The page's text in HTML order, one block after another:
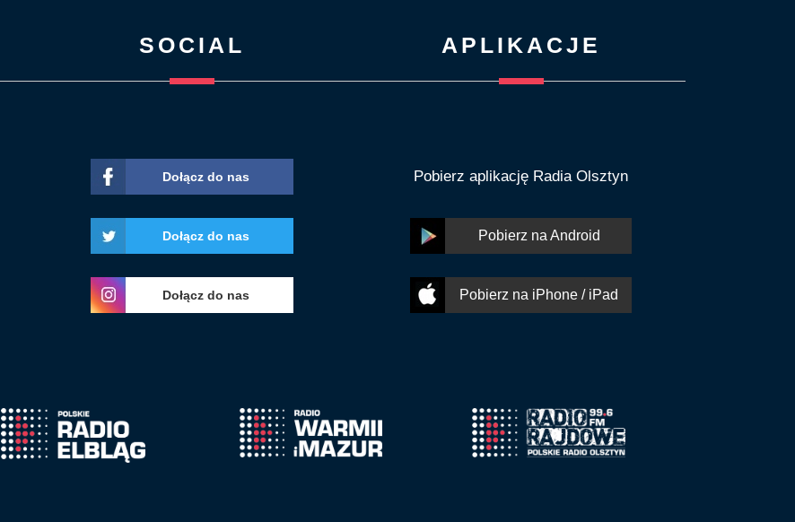
SOCIAL
Dołącz do nas
Dołącz do nas
Dołącz do nas
APLIKACJE
Pobierz aplikację Radia Olsztyn
Pobierz na Android
Pobierz na iPhone / iPad